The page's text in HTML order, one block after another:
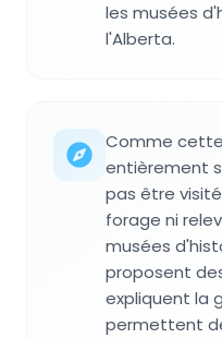
les musées
l'Alberta.
Comme
entièrement
pas être
forage ni
musées
proposent
expliquent la
permettent